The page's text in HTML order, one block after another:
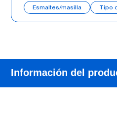
Esmaltes/masilla Tipo
Información del